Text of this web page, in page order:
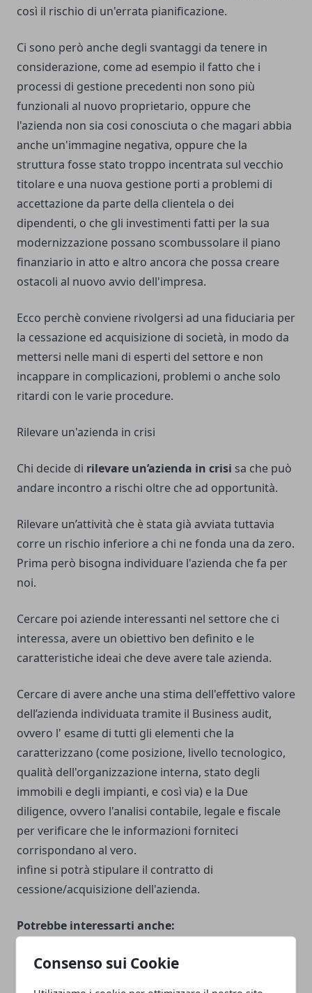
Consenso sui Cookie
così il rischio di un'errata pianificazione.
Ci sono però anche degli svantaggi da tenere in
considerazione, come ad esempio il fatto che i
processi di gestione precedenti non sono più
funzionali al nuovo proprietario, oppure che
l'azienda non sia cosi conosciuta o che magari abbia
anche un'immagine negativa, oppure che la
struttura fosse stato troppo incentrata sul vecchio
titolare e una nuova gestione porti a problemi di
accettazione da parte della clientela o dei
dipendenti, o che gli investimenti fatti per la sua
modernizzazione possano scombussolare il piano
finanziario in atto e altro ancora che possa creare
ostacoli al nuovo avvio dell'impresa.
Ecco perchè conviene rivolgersi ad una fiduciaria per
la cessazione ed acquisizione di società, in modo da
mettersi nelle mani di esperti del settore e non
incappare in complicazioni, problemi o anche solo
ritardi con le varie procedure.
Rilevare un'azienda in crisi
Chi decide di rilevare un’azienda in crisi sa che può
andare incontro a rischi oltre che ad opportunità.
Rilevare un’attività che è stata già avviata tuttavia
corre un rischio inferiore a chi ne fonda una da zero.
Prima però bisogna individuare l'azienda che fa per
noi.
Cercare poi aziende interessanti nel settore che ci
interessa, avere un obiettivo ben definito e le
caratteristiche ideai che deve avere tale azienda.
Cercare di avere anche una stima dell'effettivo valore
dell’azienda individuata tramite il Business audit,
ovvero l' esame di tutti gli elementi che la
caratterizzano (come posizione, livello tecnologico,
qualità dell'organizzazione interna, stato degli
immobili e degli impianti, e così via) e la Due
diligence, ovvero l'analisi contabile, legale e fiscale
per verificare che le informazioni forniteci
corrispondano al vero.
infine si potrà stipulare il contratto di
cessione/acquisizione dell'azienda.
Potrebbe interessarti anche:
Cessazione ed acquisizione di società